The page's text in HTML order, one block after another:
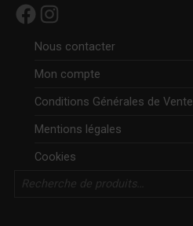
Facebook Instagram
Nous contacter
Mon compte
Conditions Générales de Vente
Mentions légales
Cookies